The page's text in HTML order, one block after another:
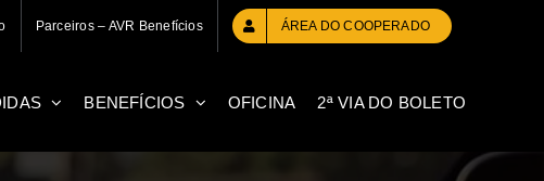
Parceiros – AVR Benefícios ÁREA DO COOPERADO
BENEFÍCIOS OFICINA 2ª VIA DO BOLETO